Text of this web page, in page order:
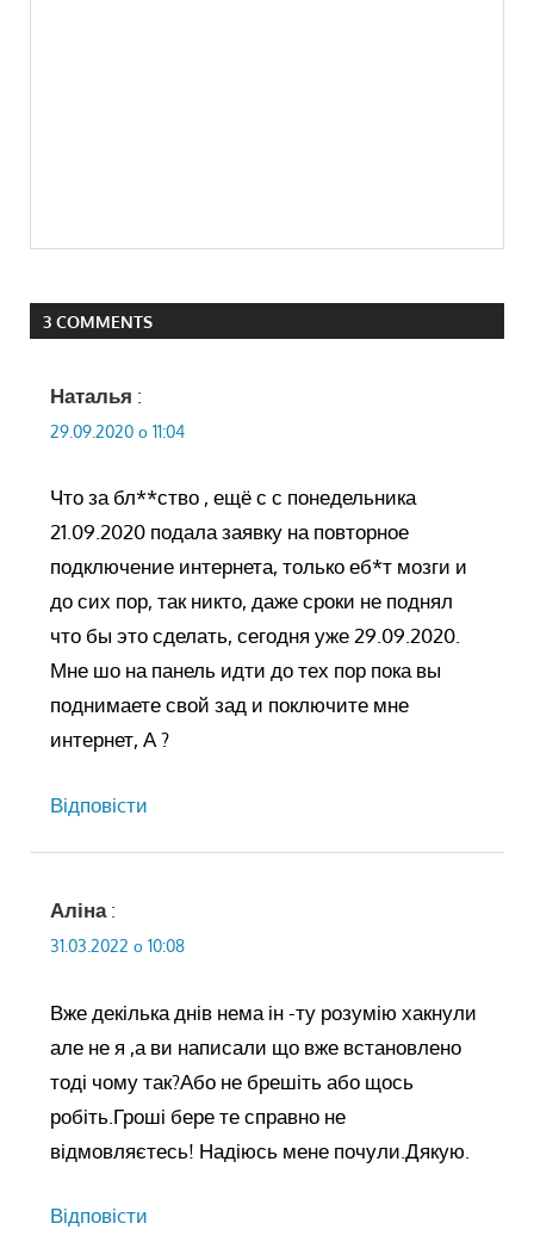
3 COMMENTS
Наталья :
29.09.2020 о 11:04
Что за бл**ство , ещё с с понедельника
21.09.2020 подала заявку на повторное
подключение интернета, только еб*т мозги и
до сих пор, так никто, даже сроки не поднял
что бы это сделать, сегодня уже 29.09.2020.
Мне шо на панель идти до тех пор пока вы
поднимаете свой зад и поключите мне
интернет, А ?
Відповіcти
Аліна :
31.03.2022 о 10:08
Вже декілька днів нема ін -ту розумію хакнули
але не я ,а ви написали що вже встановлено
тоді чому так?Або не брешіть або щось
робіть.Гроші бере те справно не
відмовляєтесь! Надіюсь мене почули.Дякую.
Відповіcти